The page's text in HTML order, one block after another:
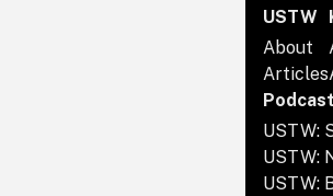
USTW
About
Articles
USTW:
USTW:
USTW: